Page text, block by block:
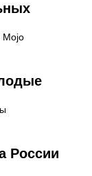
Mojo
России